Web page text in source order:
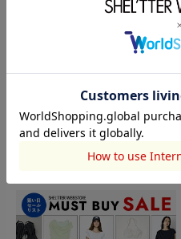
このアイテムを見た人がチ
閲覧中カテゴリーのランキン